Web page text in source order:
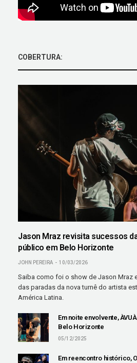
COBERTURA:
Jason Mraz revisita sucessos
público em Belo Horizonte
JOHN PEREIRA 10/03/2026
Saiba como foi o show de Jason Mraz
das paradas da nova turnê do artista
América Latina.
Em noite envolvente,
Belo Horizonte
05/12/2025
Em reencontro histórico,